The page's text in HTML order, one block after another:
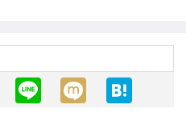
F
Li
M